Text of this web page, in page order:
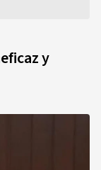
y